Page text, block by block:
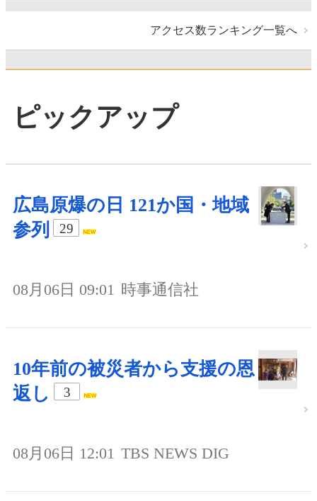
アクセス数ランキング一覧へ
ピックアップ
広島原爆の日 121か国・地域
参列
29
08月06日 09:01 時事通信社
10年前の被災者から支援の恩
返し
3
08月06日 12:01 TBS NEWS DIG